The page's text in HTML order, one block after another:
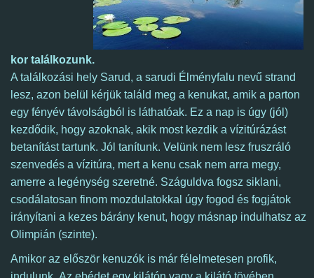
kor találkozunk.
A találkozási hely Sarud, a sarudi Élményfalu nevű strand
lesz, azon belül kérjük találd meg a kenukat, amik a parton
egy fényév távolságból is láthatóak. Ez a nap is úgy (jól)
kezdődik, hogy azoknak, akik most kezdik a vízitúrázást
betanítást tartunk. Jól tanítunk. Velünk nem lesz fruszráló
szenvedés a vízitúra, mert a kenu csak nem arra megy,
amerre a legénység szeretné. Száguldva fogsz siklani,
csodálatosan finom mozdulatokkal úgy fogod és fogjátok
irányítani a kezes bárány kenut, hogy másnap indulhatsz az
Olimpián (szinte).
Amikor az először kenuzók is már félelmetesen profik,